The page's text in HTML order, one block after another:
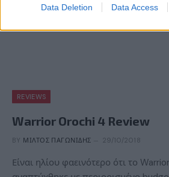
Data Deletion Data Access
REVIEWS
Warrior Orochi 4 Review
BY ΜΊΛΤΟΣ ΠΑΓΩΝΊΔΗΣ 29/10/2018
Είναι ηλίου φαεινότερο ότι το